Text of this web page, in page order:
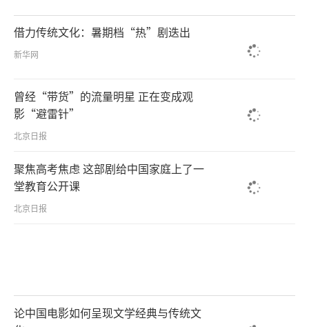
借力传统文化：暑期档“热”剧迭出
新华网
曾经“带货”的流量明星 正在变成观
影“避雷针”
北京日报
聚焦高考焦虑 这部剧给中国家庭上了一
堂教育公开课
北京日报
论中国电影如何呈现文学经典与传统文